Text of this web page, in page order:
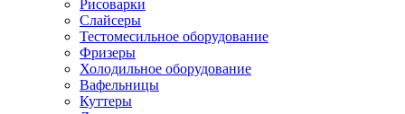
Рисоварки
Слайсеры
Тестомесильное оборудование
Фризеры
Холодильное оборудование
Вафельницы
Куттеры